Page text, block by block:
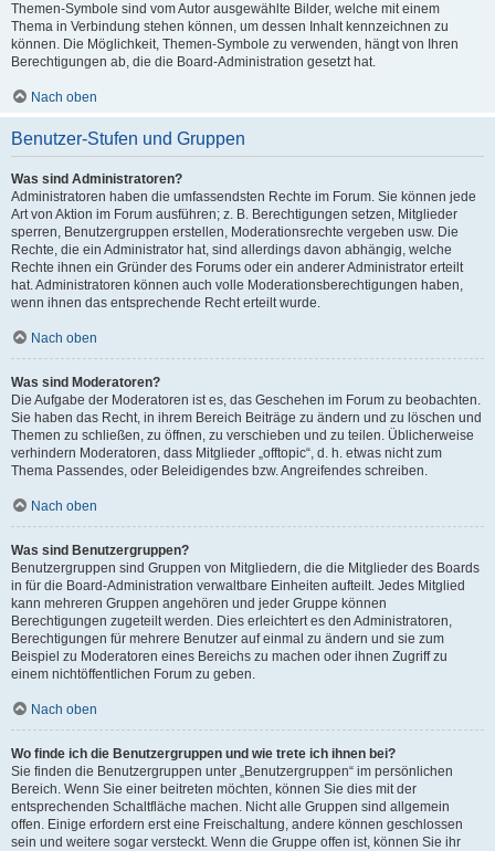
Themen-Symbole sind vom Autor ausgewählte Bilder, welche mit einem
Thema in Verbindung stehen können, um dessen Inhalt kennzeichnen zu
können. Die Möglichkeit, Themen-Symbole zu verwenden, hängt von Ihren
Berechtigungen ab, die die Board-Administration gesetzt hat.
Nach oben
Benutzer-Stufen und Gruppen
Was sind Administratoren?
Administratoren haben die umfassendsten Rechte im Forum. Sie können jede
Art von Aktion im Forum ausführen; z. B. Berechtigungen setzen, Mitglieder
sperren, Benutzergruppen erstellen, Moderationsrechte vergeben usw. Die
Rechte, die ein Administrator hat, sind allerdings davon abhängig, welche
Rechte ihnen ein Gründer des Forums oder ein anderer Administrator erteilt
hat. Administratoren können auch volle Moderationsberechtigungen haben,
wenn ihnen das entsprechende Recht erteilt wurde.
Nach oben
Was sind Moderatoren?
Die Aufgabe der Moderatoren ist es, das Geschehen im Forum zu beobachten.
Sie haben das Recht, in ihrem Bereich Beiträge zu ändern und zu löschen und
Themen zu schließen, zu öffnen, zu verschieben und zu teilen. Üblicherweise
verhindern Moderatoren, dass Mitglieder „offtopic“, d. h. etwas nicht zum
Thema Passendes, oder Beleidigendes bzw. Angreifendes schreiben.
Nach oben
Was sind Benutzergruppen?
Benutzergruppen sind Gruppen von Mitgliedern, die die Mitglieder des Boards
in für die Board-Administration verwaltbare Einheiten aufteilt. Jedes Mitglied
kann mehreren Gruppen angehören und jeder Gruppe können
Berechtigungen zugeteilt werden. Dies erleichtert es den Administratoren,
Berechtigungen für mehrere Benutzer auf einmal zu ändern und sie zum
Beispiel zu Moderatoren eines Bereichs zu machen oder ihnen Zugriff zu
einem nichtöffentlichen Forum zu geben.
Nach oben
Wo finde ich die Benutzergruppen und wie trete ich ihnen bei?
Sie finden die Benutzergruppen unter „Benutzergruppen“ im persönlichen
Bereich. Wenn Sie einer beitreten möchten, können Sie dies mit der
entsprechenden Schaltfläche machen. Nicht alle Gruppen sind allgemein
offen. Einige erfordern erst eine Freischaltung, andere können geschlossen
sein und weitere sogar versteckt. Wenn die Gruppe offen ist, können Sie ihr